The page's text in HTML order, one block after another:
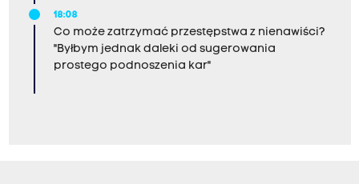
18:08
Co może zatrzymać przestępstwa z nienawiści?
"Byłbym jednak daleki od sugerowania
prostego podnoszenia kar"